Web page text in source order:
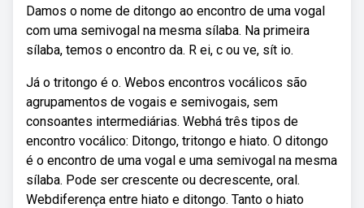
Damos o nome de ditongo ao encontro de uma vogal
com uma semivogal na mesma sílaba. Na primeira
sílaba, temos o encontro da. R ei, c ou ve, sít io.
Já o tritongo é o. Webos encontros vocálicos são
agrupamentos de vogais e semivogais, sem
consoantes intermediárias. Webhá três tipos de
encontro vocálico: Ditongo, tritongo e hiato. O ditongo
é o encontro de uma vogal e uma semivogal na mesma
sílaba. Pode ser crescente ou decrescente, oral.
Webdiferença entre hiato e ditongo. Tanto o hiato